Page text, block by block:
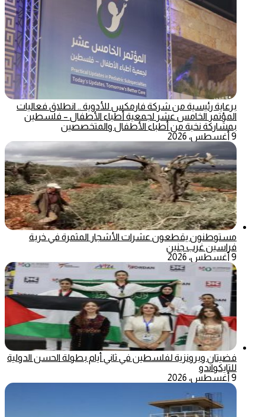
برعاية رئيسية من شركة فارمكس للأدوية .. انطلاق فعاليات
المؤتمر الخامس عشر لجمعية أطباء الأطفال – فلسطين
بمشاركة نخبة من أطباء الأطفال والمتخصصين
9 أغسطس، 2026
مستوطنون يقطعون عشرات الأشجار المثمرة في خربة
فراسين غرب جنين
9 أغسطس، 2026
فضيتان وبرونزية لفلسطين في ثاني أيام بطولة الحسن الدولية
للتايكواندو
9 أغسطس، 2026